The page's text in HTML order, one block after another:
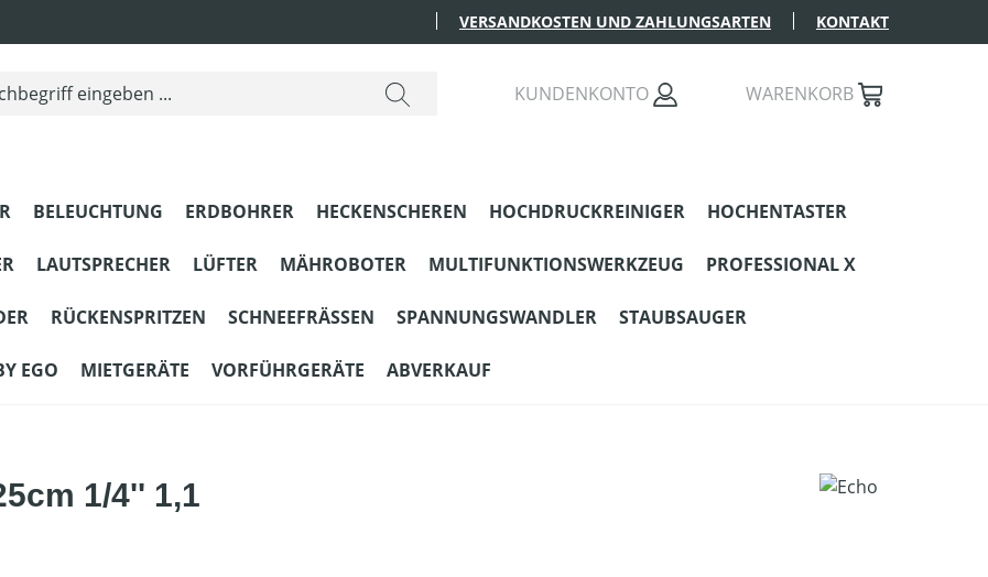
VERSANDKOSTEN UND ZAHLUNGSARTEN KONTAKT
KUNDENKONTO WARENKORB
BELEUCHTUNG ERDBOHRER HECKENSCHEREN HOCHDRUCKREINIGER HOCHENTASTER
LAUTSPRECHER LÜFTER MÄHROBOTER MULTIFUNKTIONSWERKZEUG PROFESSIONAL X
RÜCKENSPRITZEN SCHNEEFRÄSSEN SPANNUNGSWANDLER STAUBSAUGER
EGO MIETGERÄTE VORFÜHRGERÄTE ABVERKAUF
1/4'' 1,1